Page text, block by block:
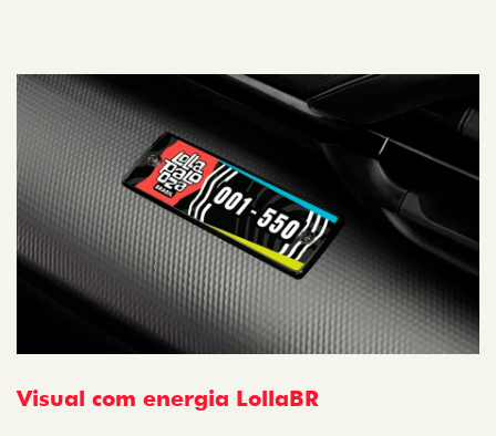
Visual com energia LollaBR